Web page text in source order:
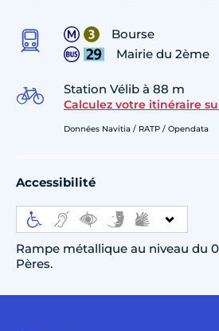
Bourse
Mairie du 2ème
Station Vélib à 88 m
Calculez votre itinéraire
Données Navitia / RATP / Opendata
Accessibilité
Rampe métallique au niveau du
Pères.